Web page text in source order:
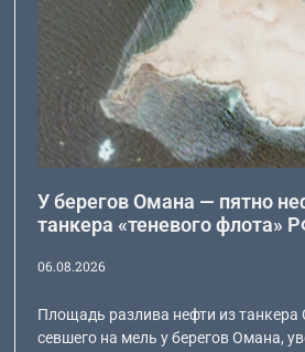
У берегов Омана — пятно
танкера «теневого флота»
06.08.2026
Площадь разлива нефти из танкера
севшего на мель у берегов Омана,